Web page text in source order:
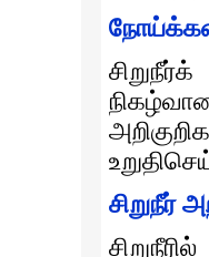
சிறுநீர்